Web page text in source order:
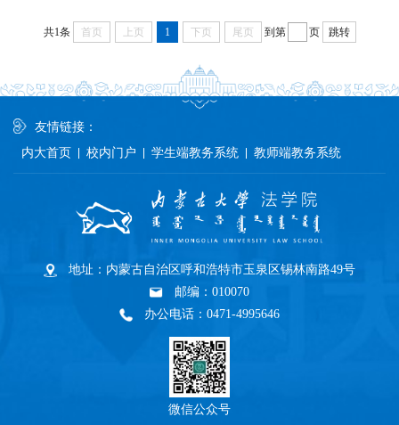
共1条 首页 上页 1 下页 尾页 到第 页 跳转
友情链接：
内大首页
校内门户 学生端教务系统 教师端教务系统
地址：内蒙古自治区呼和浩特市玉泉区锡林南路49号
邮编：010070
办公电话：0471-4995646
微信公众号